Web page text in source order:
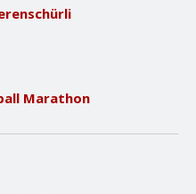
Marathon